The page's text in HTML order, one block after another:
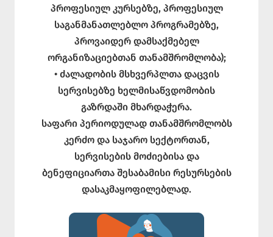
პროფესიულ კურსებზე, პროფესიულ
საგანმანათლებლო პროგრამებზე,
პროვაიდერ დამსაქმებელ
ორგანიზაციებთან თანამშრომლობა);
• ძალადობის მსხვერპლთა დაცვის
სერვისებზე ხელმისაწვდომობის
გაზრდაში მხარდაჭერა.
საფარი პერიოდულად თანამშრომლობს
კერძო და საჯარო სექტორთან,
სერვისების მოძიებისა და
ბენეფიციართა შესაბამისი რესურსების
დასაკმაყოფილებლად.